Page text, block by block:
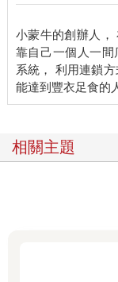
足，卡債的高利率
現在年輕一代習慣
前預支、甚至超支
背負無法償還的債
連帶拖累了父母。
小蒙牛的創辦人，
靠自己一個人一
系統， 利用連鎖
相關主題